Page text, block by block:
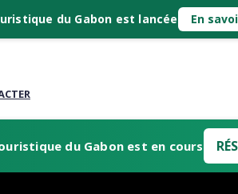
du Gabon est lancée En
du Gabon est en cours